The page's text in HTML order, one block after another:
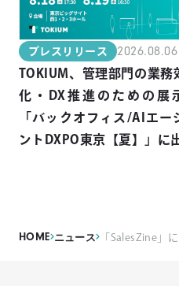
プレスリリース 2026.08.06
TOKIUM、管理部門の業務
化・DX推進のための展
「バックオフィス/AIエー
ントDXPO東京【夏】」に
HOME ニュース 「SalesZine」